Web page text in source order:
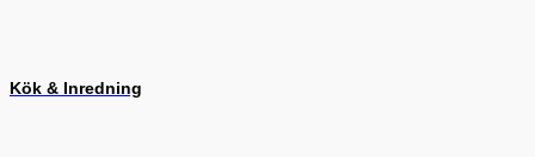
Kök & Inredning